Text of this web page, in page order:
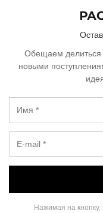
Обещаем
новыми
Нажимая на кнопку,